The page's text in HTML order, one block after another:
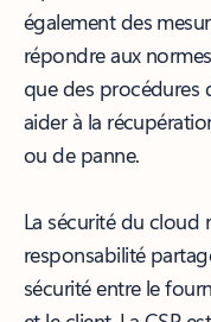
également des
répondre aux
que des procédures
aider à la
ou de panne.
La sécurité du cloud
responsabilité
sécurité entre le